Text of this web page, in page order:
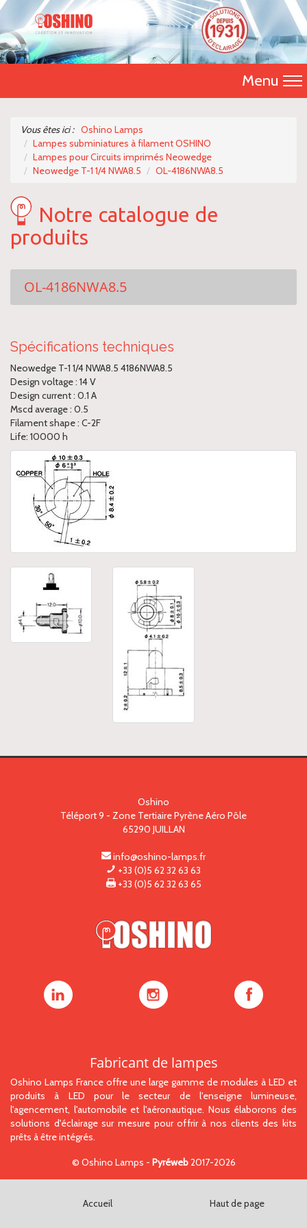
Menu
Présentation
Nos produits
Vous êtes ici : Oshino Lamps
Lampes subminiatures à filament OSHINO
Lampes pour Circuits imprimés Neowedge
Neowedge T-1 1/4 NWA8.5
OL-4186NWA8.5
Notre catalogue de
produits
OL-4186NWA8.5
Spécifications techniques
Neowedge T-1 1/4 NWA8.5 4186NWA8.5
Design voltage : 14 V
Design current : 0.1 A
Mscd average : 0.5
Filament shape : C-2F
Life: 10000 h
Oshino
Téléport 9 - Zone Tertiaire Pyrène Aéro Pôle
65290 JUILLAN
info@oshino-lamps.fr
+33 (0)5 62 32 63 63
+33 (0)5 62 32 63 65
Oshino
Oshino
Oshino
Fabricant de lampes
Oshino Lamps France offre une large gamme de modules à LED et
produits à LED pour le secteur de l'enseigne lumineuse,
l'agencement, l'automobile et l'aéronautique. Nous élaborons des
solutions d'éclairage sur mesure pour offrir à nos clients des kits
prêts à être intégrés.
© Oshino Lamps - Pyréweb2017-2026
Accueil Haut de page